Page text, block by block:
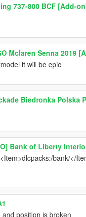
737-800 BCF [Add-
Mclaren Senna 2019
it will be epic
Biedronka Polska
Bank of Liberty
bank/</
position is broken